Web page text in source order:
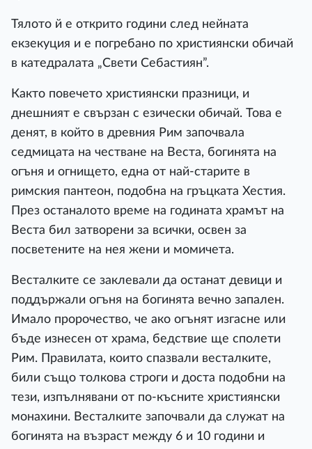
Тялото й е открито години след нейната
екзекуция и е погребано по християнски обичай
в катедралата „Свети Себастиян”.
Както повечето християнски празници, и
днешният е свързан с езически обичай. Това е
денят, в който в древния Рим започвала
седмицата на честване на Веста, богинята на
огъня и огнището, една от най-старите в
римския пантеон, подобна на гръцката Хестия.
През останалото време на годината храмът на
Веста бил затворени за всички, освен за
посветените на нея жени и момичета.
Весталките се заклевали да останат девици и
поддържали огъня на богинята вечно запален.
Имало пророчество, че ако огънят изгасне или
бъде изнесен от храма, бедствие ще сполети
Рим. Правилата, които спазвали весталките,
били също толкова строги и доста подобни на
тези, изпълнявани от по-късните християнски
монахини. Весталките започвали да служат на
богинята на възраст между 6 и 10 години и